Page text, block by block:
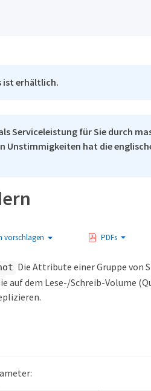
ist erhältlich.
Serviceleistung für Sie durch
Unstimmigkeiten hat die
vorschlagen PDFs
Die Attribute einer Gruppe von
auf dem Lese-/Schreib-Volume